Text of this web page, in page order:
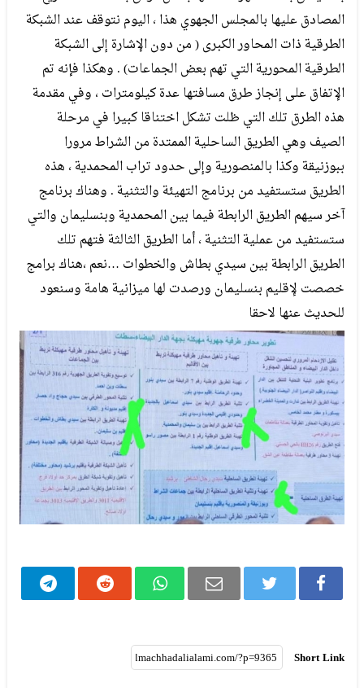
المصادق عليها بالمجلس الجهوي هذا ، اليوم نتوقف عند الشبكة
الطرقية ذات المحاور الكبرى ( من دون الإشارة إلى الشبكة
الطرقية المحورية التي تهم بعض الجماعات) . وهكذا فإنه تم
الإتفاق على إنجاز طرق مسافتها عدة كيلومترات ، وفي مقدمة
هذه الطرق تلك التي ظلت تشكل اختناقا كبيرا في مرحلة
الصيف وهي الطريق الساحلية الممتدة من الشراط مرورا
ببوزنيقة وكذا بالمنصورية وإلى حدود تراب المحمدية ، هذه
الطريق ستستفيد من برنامج التهيئة والتثنية . وهناك برنامج
آخر سيهم الطريق الرابطة فيما بين المحمدية وبنسليمان والتي
ستستفيد من عملية التثنية ، أما الطريق الثالثة فتهم تلك
الطريق الرابطة بين سيدي بطاش والخطوات …نعم ،هناك برامج
خصصت لإقليم بنسليمان ورصدت لها ميزانية هامة وسنعود
للحديث عنها لاحقا
Short Link